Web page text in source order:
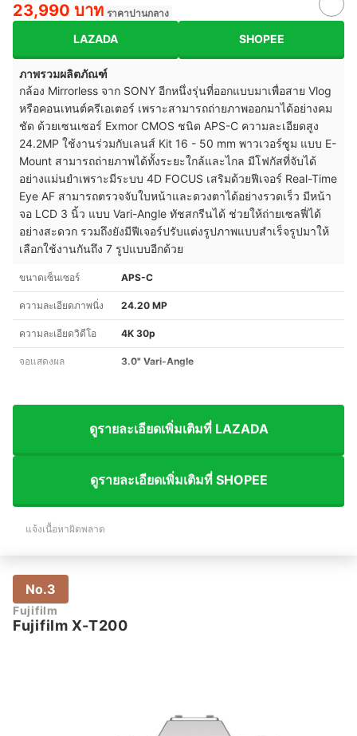
23,990 บาท ราคาปานกลาง
LAZADA SHOPEE
ภาพรวมผลิตภัณฑ์
กล้อง Mirrorless จาก SONY อีกหนึ่งรุ่นที่ออกแบบมาเพื่อสาย Vlog
หรือคอนเทนต์ครีเอเตอร์ เพราะสามารถถ่ายภาพออกมาได้อย่างคม
ชัด ด้วยเซนเซอร์ Exmor CMOS ชนิด APS-C ความละเอียดสูง
24.2MP ใช้งานร่วมกับเลนส์ Kit 16 - 50 mm พาวเวอร์ซูม แบบ E-
Mount สามารถถ่ายภาพได้ทั้งระยะใกล้และไกล มีโฟกัสที่จับได้
อย่างแม่นยำเพราะมีระบบ 4D FOCUS เสริมด้วยฟีเจอร์ Real-Time
Eye AF สามารถตรวจจับใบหน้าและดวงตาได้อย่างรวดเร็ว มีหน้า
จอ LCD 3 นิ้ว แบบ Vari-Angle ทัชสกรีนได้ ช่วยให้ถ่ายเซลฟี่ได้
อย่างสะดวก รวมถึงยังมีฟีเจอร์ปรับแต่งรูปภาพแบบสำเร็จรูปมาให้
เลือกใช้งานกันถึง 7 รูปแบบอีกด้วย
ขนาดเซ็นเซอร์ APS-C
ความละเอียดภาพนิ่ง 24.20 MP
ความละเอียดวิดีโอ 4K 30p
จอแสดงผล 3.0" Vari-Angle
ดูรายละเอียดเพิ่มเติมที่ LAZADA
ดูรายละเอียดเพิ่มเติมที่ SHOPEE
แจ้งเนื้อหาผิดพลาด
No.3
Fujifilm
Fujifilm X-T200